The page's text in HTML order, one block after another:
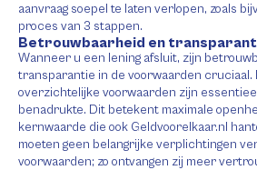
aanvraag soepel te laten verlopen, zoals
proces van 3 stappen.
Betrouwbaarheid en
Wanneer u een lening afsluit, zijn
transparantie in de voorwaarden cruciaal.
overzichtelijke voorwaarden zijn
benadrukte. Dit betekent maximale
kernwaarde die ook Geldvoorelkaar.nl
moeten geen belangrijke verplichtingen
voorwaarden; zo ontvangen zij meer